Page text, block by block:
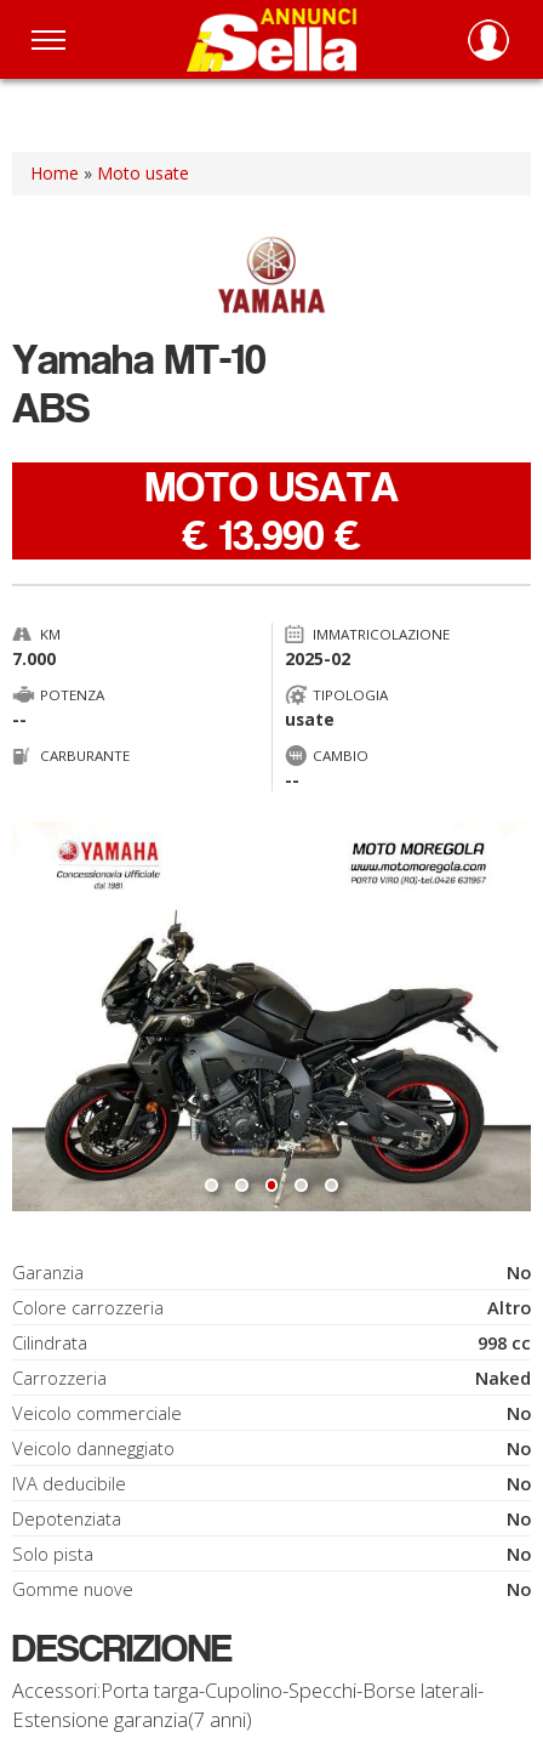
Salta
principale
Home » Moto usate
Yamaha MT-10
ABS
MOTO USATA
€ 13.990 €
KM
7.000
IMMATRICOLAZIONE
2025-02
POTENZA
--
TIPOLOGIA
usate
CARBURANTE CAMBIO
--
Garanzia
No
Colore carrozzeria
Altro
Cilindrata
998 cc
Carrozzeria
Naked
Veicolo commerciale
No
Veicolo danneggiato
No
IVA deducibile
No
Depotenziata
No
Solo pista
No
Gomme nuove
No
DESCRIZIONE
Accessori:Porta targa-Cupolino-Specchi-Borse laterali-
Estensione garanzia(7 anni)